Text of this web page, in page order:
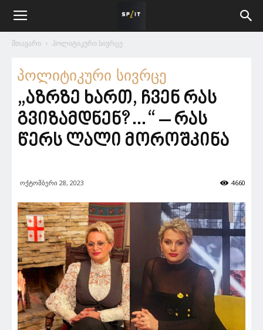
მთავარი პოლიტიკური სივრცე
პოლიტიკური სივრცე
„აზრზე ხართ, ჩვენ რას
გვიზამდნენ?…“ – რას
წერს ლალი მოროშკინა
ოქტომბერი 28, 2023 4660